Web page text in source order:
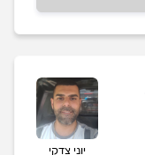
יוני צדקי